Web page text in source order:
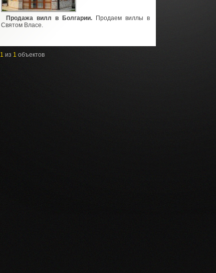
Продажа вилл в Болгарии.Продаем виллы в
Святом Власе.
1 из 1 объектов